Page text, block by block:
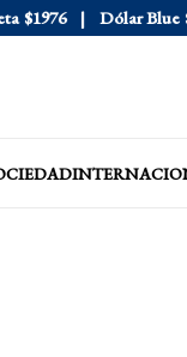
Dólar Blue